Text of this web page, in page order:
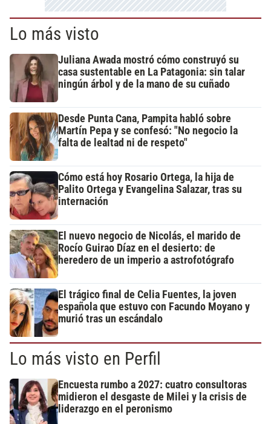
Lo más visto
Juliana Awada mostró cómo construyó su
casa sustentable en La Patagonia: sin talar
ningún árbol y de la mano de su cuñado
Desde Punta Cana, Pampita habló sobre
Martín Pepa y se confesó: "No negocio la
falta de lealtad ni de respeto"
Cómo está hoy Rosario Ortega, la hija de
Palito Ortega y Evangelina Salazar, tras su
internación
El nuevo negocio de Nicolás, el marido de
Rocío Guirao Díaz en el desierto: de
heredero de un imperio a astrofotógrafo
El trágico final de Celia Fuentes, la joven
española que estuvo con Facundo Moyano y
murió tras un escándalo
Lo más visto en Perfil
Encuesta rumbo a 2027: cuatro consultoras
midieron el desgaste de Milei y la crisis de
liderazgo en el peronismo